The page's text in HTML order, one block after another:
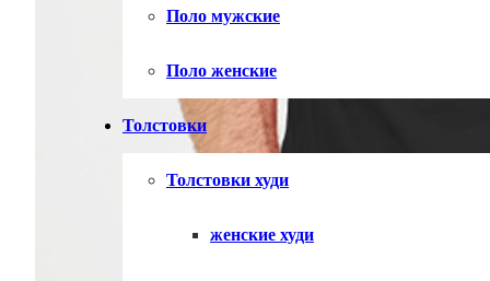
Поло мужские
Поло женские
Толстовки
Толстовки худи
женские худи